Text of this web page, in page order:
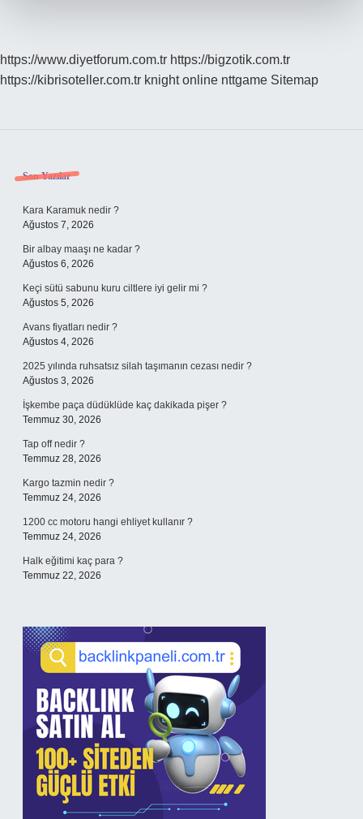
https://www.diyetforum.com.tr https://bigzotik.com.tr
https://kibrisoteller.com.tr knight online nttgame Sitemap
Sidebar
Son Yazılar
Kara Karamuk nedir ?
Ağustos 7, 2026
Bir albay maaşı ne kadar ?
Ağustos 6, 2026
Keçi sütü sabunu kuru ciltlere iyi gelir mi ?
Ağustos 5, 2026
Avans fiyatları nedir ?
Ağustos 4, 2026
2025 yılında ruhsatsız silah taşımanın cezası nedir ?
Ağustos 3, 2026
İşkembe paça düdüklüde kaç dakikada pişer ?
Temmuz 30, 2026
Tap off nedir ?
Temmuz 28, 2026
Kargo tazmin nedir ?
Temmuz 24, 2026
1200 cc motoru hangi ehliyet kullanır ?
Temmuz 24, 2026
Halk eğitimi kaç para ?
Temmuz 22, 2026